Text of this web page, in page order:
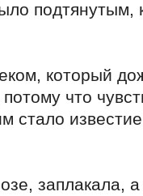
подтянутым,
который
что
заплакала,